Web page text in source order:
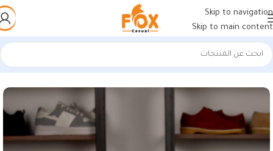
Skip to navigation
Skip to main content
الرئيسية/أحذية رجالي/كوتشات فيتنامي